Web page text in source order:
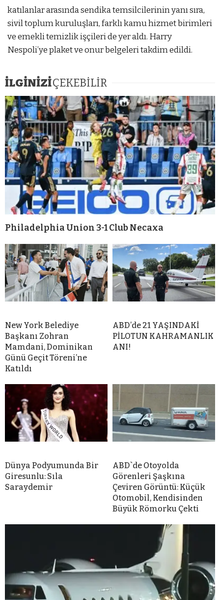
katılanlar arasında sendika temsilcilerinin yanı sıra,
sivil toplum kuruluşları, farklı kamu hizmet birimleri
ve emekli temizlik işçileri de yer aldı. Harry
Nespoli’ye plaket ve onur belgeleri takdim edildi.
İLGİNİZİÇEKEBİLİR
Philadelphia Union 3-1 Club Necaxa
New York Belediye
Başkanı Zohran
Mamdani, Dominikan
Günü Geçit Töreni’ne
Katıldı
ABD’de 21 YAŞINDAKİ
PİLOTUN KAHRAMANLIK
ANI!
Dünya Podyumunda Bir
Giresunlu: Sıla
Saraydemir
ABD`de Otoyolda
Görenleri Şaşkına
Çeviren Görüntü: Küçük
Otomobil, Kendisinden
Büyük Römorku Çekti